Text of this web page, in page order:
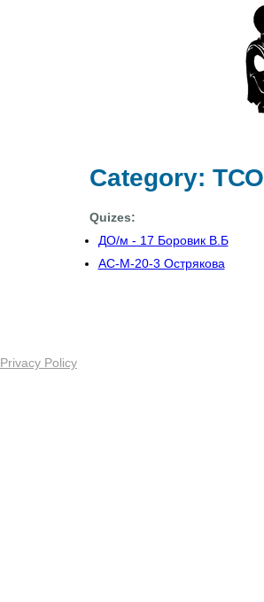
Category: ТСО
Quizes:
ДО/м - 17 Боровик В.Б
АС-М-20-3 Острякова
Privacy Policy